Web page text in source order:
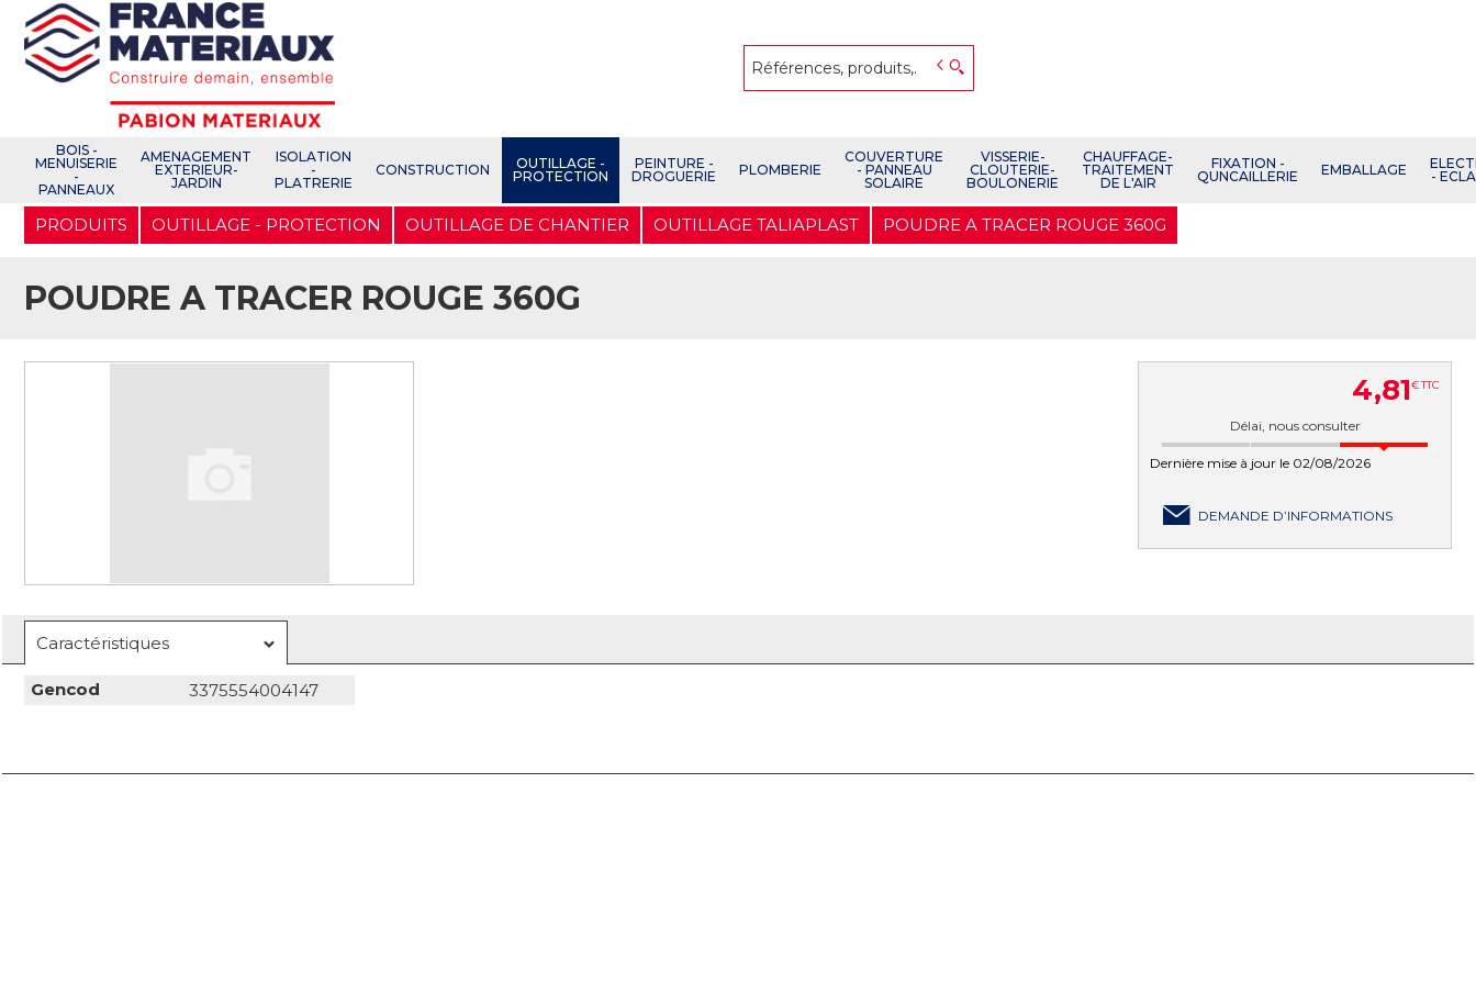
Aller
contenu
BOIS -
MENUISERIE
-
PANNEAUX
AMENAGEMENT
EXTERIEUR-
JARDIN
ISOLATION
-
PLATRERIE
CONSTRUCTION
OUTILLAGE -
PROTECTION
PEINTURE -
DROGUERIE
PLOMBERIE
COUVERTURE
- PANNEAU
SOLAIRE
VISSERIE-
CLOUTERIE-
BOULONERIE
CHAUFFAGE-
TRAITEMENT
DE L'AIR
FIXATION -
QUNCAILLERIE
EMBALLAGE
-
PRODUITS OUTILLAGE - PROTECTION OUTILLAGE DE CHANTIER OUTILLAGE TALIAPLAST POUDRE A TRACER ROUGE 360G
POUDRE A TRACER ROUGE 360G
4,81€TTC
Délai, nous consulter
Dernière mise à jour le 02/08/2026
DEMANDE D’INFORMATIONS
Caractéristiques
Gencod 3375554004147